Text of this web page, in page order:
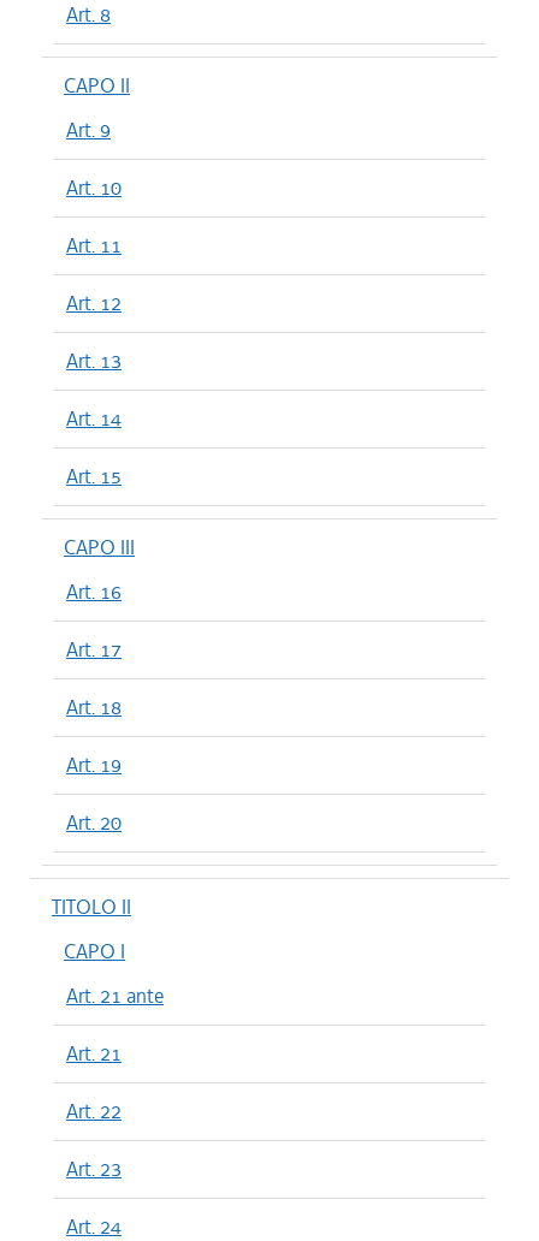
Art. 8
CAPO II
Art. 9
Art. 10
Art. 11
Art. 12
Art. 13
Art. 14
Art. 15
CAPO III
Art. 16
Art. 17
Art. 18
Art. 19
Art. 20
TITOLO II
CAPO I
Art. 21 ante
Art. 21
Art. 22
Art. 23
Art. 24